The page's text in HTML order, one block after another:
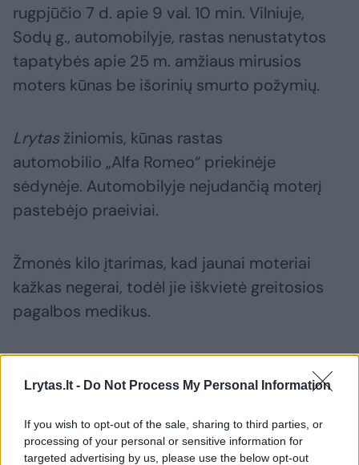
Lrytas.lt - Do Not Process My Personal Information
If you wish to opt-out of the sale, sharing to third parties, or
processing of your personal or sensitive information for
targeted advertising by us, please use the below opt-out
rugpjūčio 7 d. apie 9 val. 10 min. Vilniuje,
Sodų g., automobilyje, rastas nenustatytos
tapatybės apie 25 m. amžiaus mirusios
moters kūnas be išorinių smurto požymių.
Lrytasžiniomis, kūnas rastas
automobilio „Alfa Romeo“ priekinėje
sėdynėje. Automobilyje nejudančią moterį
pastebėjo praeiviai.
Žmonės kilo įtarimas, kad jaunai moteriai
kažkas negerai, todėl jie iškvietė greitosios
pagalbos medikus.
Pamatykite filmuotą medžiagą: ištrauktas
į tvenkinį įskriejęs automobilis